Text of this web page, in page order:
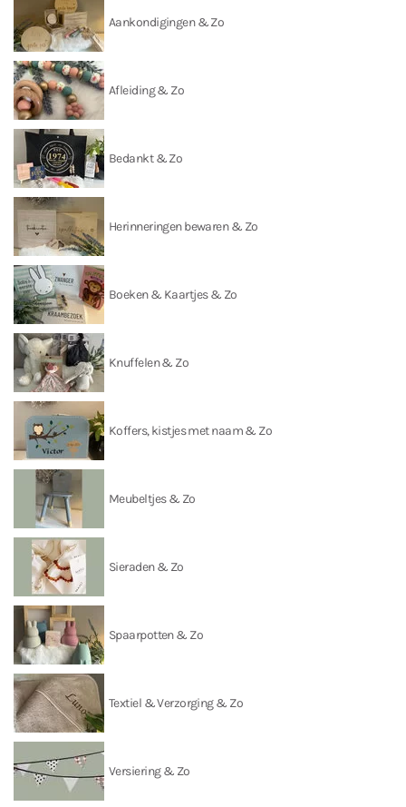
Aankondigingen & Zo
Afleiding & Zo
Bedankt & Zo
Herinneringen bewaren & Zo
Boeken & Kaartjes & Zo
Knuffelen & Zo
Koffers, kistjes met naam & Zo
Meubeltjes & Zo
Sieraden & Zo
Spaarpotten & Zo
Textiel & Verzorging & Zo
Versiering & Zo